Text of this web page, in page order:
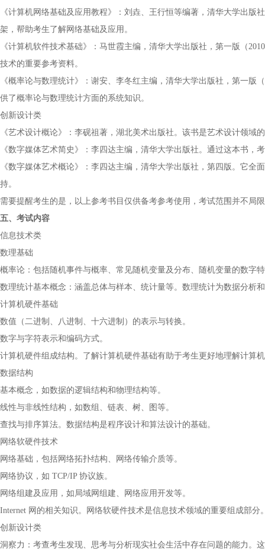
《计算机网络基础及应用教程》：刘垚、王行恒等编著，清华大学出
架，帮助考生了解网络基础及应用。
《计算机软件技术基础》：马世霞主编，清华大学出版社，第一版（
技术的重要参考资料。
《概率论与数理统计》：谢安、李冬红主编，清华大学出版社，第一
供了概率论与数理统计方面的系统知识。
创新设计类
《艺术设计概论》：李砚祖著，湖北美术出版社。该书是艺术设计领
《数字媒体艺术简史》：李四达主编，清华大学出版社。通过这本书
《数字媒体艺术概论》：李四达主编，清华大学出版社，第四版。它
持。
需要提醒考生的是，以上参考书目仅供备考参考使用，考试范围并不局
五、考试内容
信息技术类
数理基础
概率论：包括随机事件与概率、常见随机变量及分布、随机变量的数字
数理统计基本概念：涵盖总体与样本、统计量等。数理统计为数据分析
计算机硬件基础
数值（二进制、八进制、十六进制）的表示与转换。
数字与字符表示和编码方式。
计算机硬件组成结构。了解计算机硬件基础有助于考生更好地理解计算
数据结构
基本概念，如数据的逻辑结构和物理结构等。
线性与非线性结构，如数组、链表、树、图等。
查找与排序算法。数据结构是程序设计和算法设计的基础。
网络软硬件技术
网络基础，包括网络拓扑结构、网络传输介质等。
网络协议，如 TCP/IP 协议族。
网络组建及应用，如局域网组建、网络应用开发等。
Internet 网的相关知识。网络软硬件技术是信息技术领域的重要组成部分
创新设计类
洞察力：考查考生发现、思考与分析现实社会生活中存在问题的能力。